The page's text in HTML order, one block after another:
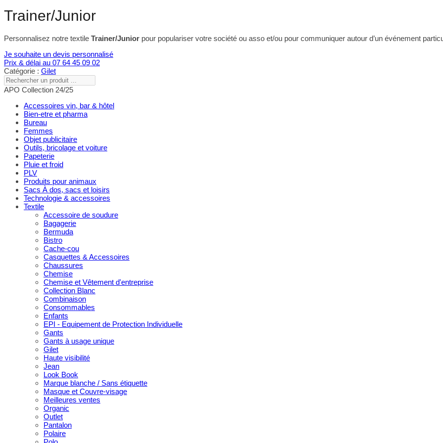
Trainer/Junior
Personnalisez notre textile Trainer/Junior pour populariser votre société ou asso et/ou pour communiquer autour d’un événement
Je souhaite un devis personnalisé
Prix & délai au 07 64 45 09 02
Catégorie : Gilet
Rechercher
un
APO Collection 24/25
Accessoires vin, bar & hôtel
Bien-etre et pharma
Bureau
Femmes
Objet publicitaire
Outils, bricolage et voiture
Papeterie
Pluie et froid
PLV
Produits pour animaux
Sacs À dos, sacs et loisirs
Technologie & accessoires
Textile
Accessoire de soudure
Bagagerie
Bermuda
Bistro
Cache-cou
Casquettes & Accessoires
Chaussures
Chemise
Chemise et Vêtement d'entreprise
Collection Blanc
Combinaison
Consommables
Enfants
EPI - Equipement de Protection Individuelle
Gants
Gants à usage unique
Gilet
Haute visibilité
Jean
Look Book
Marque blanche / Sans étiquette
Masque et Couvre-visage
Meilleures ventes
Organic
Outlet
Pantalon
Polaire